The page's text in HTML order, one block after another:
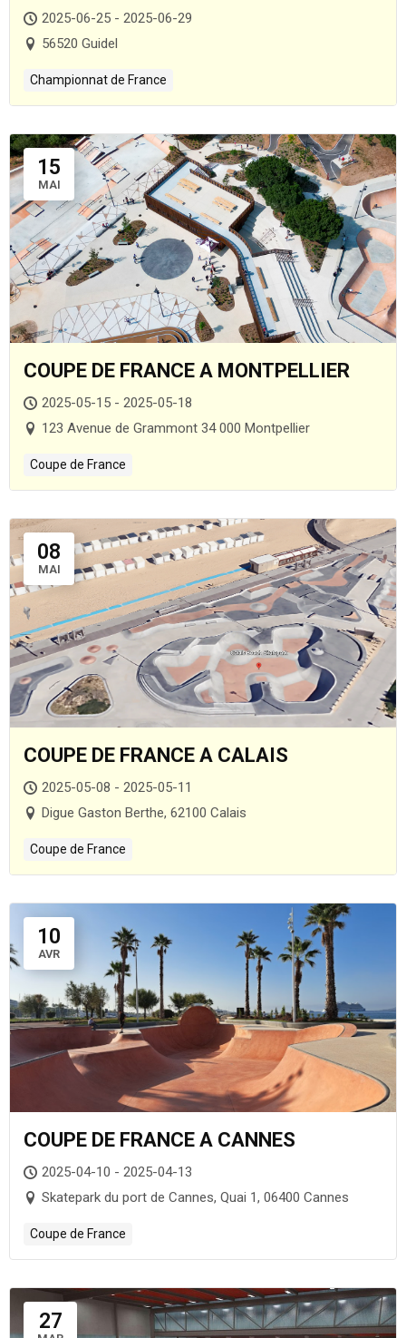
2025-06-25 - 2025-06-29
56520 Guidel
Championnat de France
15
MAI
COUPE DE FRANCE A MONTPELLIER
2025-05-15 - 2025-05-18
123 Avenue de Grammont 34 000 Montpellier
Coupe de France
08
MAI
COUPE DE FRANCE A CALAIS
2025-05-08 - 2025-05-11
Digue Gaston Berthe, 62100 Calais
Coupe de France
10
AVR
COUPE DE FRANCE A CANNES
2025-04-10 - 2025-04-13
Skatepark du port de Cannes, Quai 1, 06400 Cannes
Coupe de France
27